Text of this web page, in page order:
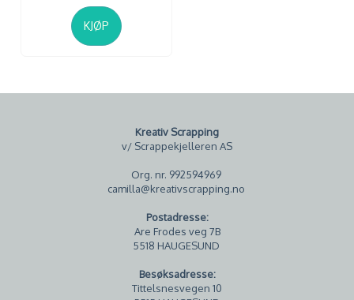
KJØP
Kreativ Scrapping
v/ Scrappekjelleren AS
Org. nr. 992594969
camilla@kreativscrapping.no
Postadresse:
Are Frodes veg 7B
5518 HAUGESUND
Besøksadresse:
Tittelsnesvegen 10